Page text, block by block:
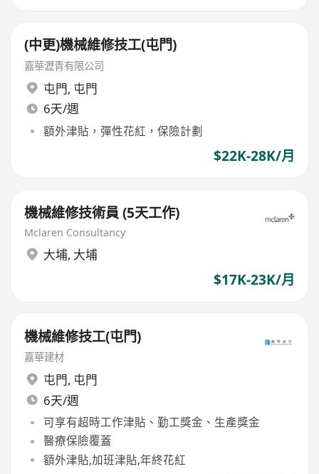
(中更)機械維修技工(屯門)
嘉華瀝青有限公司
屯門, 屯門
6天/週
額外津貼，彈性花紅，保險計劃
$22K-28K/月
機械維修技術員 (5天工作)
Mclaren Consultancy
大埔, 大埔
$17K-23K/月
機械維修技工(屯門)
嘉華建材
屯門, 屯門
6天/週
可享有超時工作津貼、勤工獎金、生產獎金
醫療保險覆蓋
額外津貼,加班津貼,年終花紅